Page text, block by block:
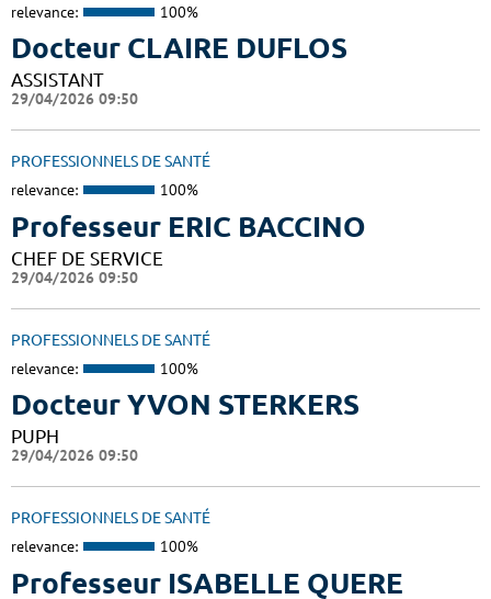
relevance: 100%
Docteur CLAIRE DUFLOS
ASSISTANT
29/04/2026 09:50
PROFESSIONNELS DE SANTÉ
relevance: 100%
Professeur ERIC BACCINO
CHEF DE SERVICE
29/04/2026 09:50
PROFESSIONNELS DE SANTÉ
relevance: 100%
Docteur YVON STERKERS
PUPH
29/04/2026 09:50
PROFESSIONNELS DE SANTÉ
relevance: 100%
Professeur ISABELLE QUERE